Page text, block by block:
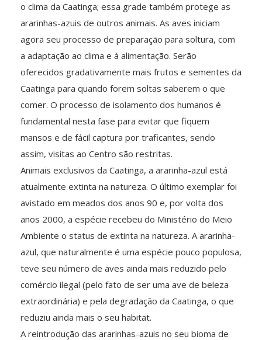
o clima da Caatinga; essa grade também protege as
ararinhas-azuis de outros animais. As aves iniciam
agora seu processo de preparação para soltura, com
a adaptação ao clima e à alimentação. Serão
oferecidos gradativamente mais frutos e sementes da
Caatinga para quando forem soltas saberem o que
comer. O processo de isolamento dos humanos é
fundamental nesta fase para evitar que fiquem
mansos e de fácil captura por traficantes, sendo
assim, visitas ao Centro são restritas.
Animais exclusivos da Caatinga, a ararinha-azul está
atualmente extinta na natureza. O último exemplar foi
avistado em meados dos anos 90 e, por volta dos
anos 2000, a espécie recebeu do Ministério do Meio
Ambiente o status de extinta na natureza. A ararinha-
azul, que naturalmente é uma espécie pouco populosa,
teve seu número de aves ainda mais reduzido pelo
comércio ilegal (pelo fato de ser uma ave de beleza
extraordinária) e pela degradação da Caatinga, o que
reduziu ainda mais o seu habitat.
A reintrodução das ararinhas-azuis no seu bioma de